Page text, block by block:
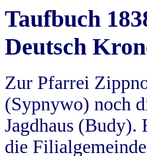
Taufbuch
Deutsch
Zur Pfarrei
(Sypnywo) noch
Jagdhaus (Budy).
die